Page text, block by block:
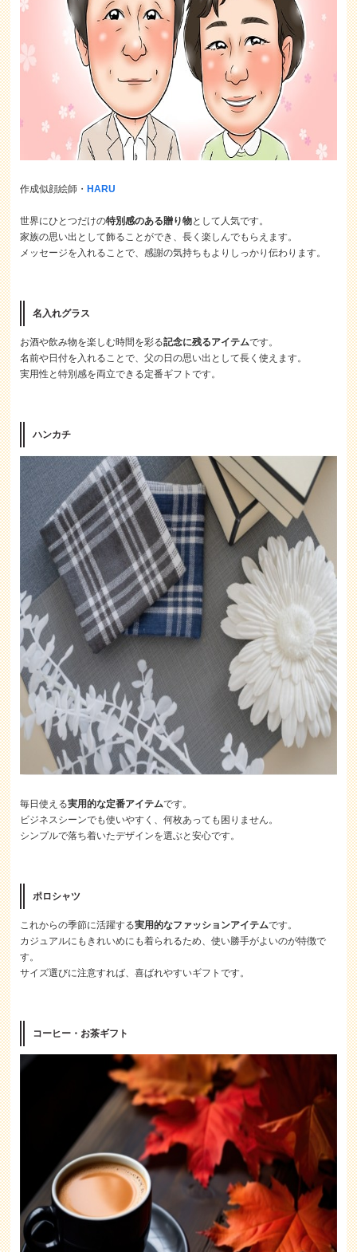
作成似顔絵師・ HARU
世界にひとつだけの特別感のある贈り物として人気です。
家族の思い出として飾ることができ、長く楽しんでもらえます。
メッセージを入れることで、感謝の気持ちもよりしっかり伝わります。
名入れグラス
お酒や飲み物を楽しむ時間を彩る記念に残るアイテムです。
名前や日付を入れることで、父の日の思い出として長く使えます。
実用性と特別感を両立できる定番ギフトです。
ハンカチ
毎日使える実用的な定番アイテムです。
ビジネスシーンでも使いやすく、何枚あっても困りません。
シンプルで落ち着いたデザインを選ぶと安心です。
ポロシャツ
これからの季節に活躍する実用的なファッションアイテムです。
カジュアルにもきれいめにも着られるため、使い勝手がよいのが特徴で
す。
サイズ選びに注意すれば、喜ばれやすいギフトです。
コーヒー・お茶ギフト